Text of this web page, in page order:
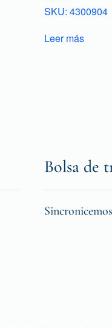
SKU: 4300904
Leer más
Bolsa de
Sincronicemos